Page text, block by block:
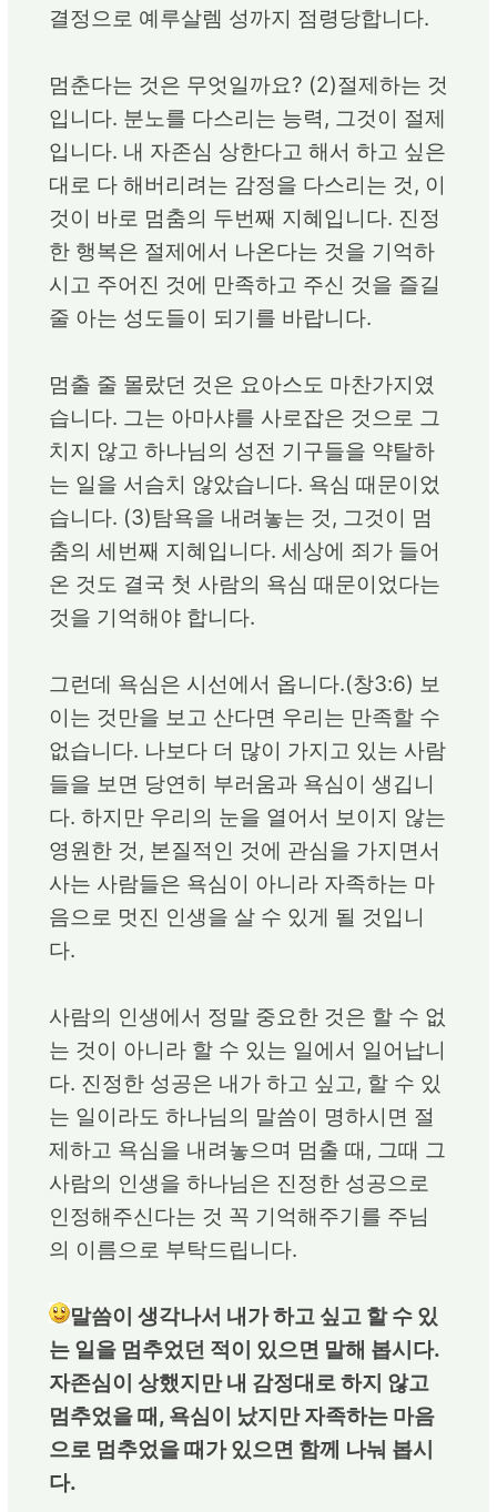
결정으로 예루살렘 성까지 점령당합니다.
멈춘다는 것은 무엇일까요? (2)절제하는 것
입니다. 분노를 다스리는 능력, 그것이 절제
입니다. 내 자존심 상한다고 해서 하고 싶은
대로 다 해버리려는 감정을 다스리는 것, 이
것이 바로 멈춤의 두번째 지혜입니다. 진정
한 행복은 절제에서 나온다는 것을 기억하
시고 주어진 것에 만족하고 주신 것을 즐길
줄 아는 성도들이 되기를 바랍니다.
멈출 줄 몰랐던 것은 요아스도 마찬가지였
습니다. 그는 아마샤를 사로잡은 것으로 그
치지 않고 하나님의 성전 기구들을 약탈하
는 일을 서슴치 않았습니다. 욕심 때문이었
습니다. (3)탐욕을 내려놓는 것, 그것이 멈
춤의 세번째 지혜입니다. 세상에 죄가 들어
온 것도 결국 첫 사람의 욕심 때문이었다는
것을 기억해야 합니다.
그런데 욕심은 시선에서 옵니다.(창3:6) 보
이는 것만을 보고 산다면 우리는 만족할 수
없습니다. 나보다 더 많이 가지고 있는 사람
들을 보면 당연히 부러움과 욕심이 생깁니
다. 하지만 우리의 눈을 열어서 보이지 않는
영원한 것, 본질적인 것에 관심을 가지면서
사는 사람들은 욕심이 아니라 자족하는 마
음으로 멋진 인생을 살 수 있게 될 것입니
다.
사람의 인생에서 정말 중요한 것은 할 수 없
는 것이 아니라 할 수 있는 일에서 일어납니
다. 진정한 성공은 내가 하고 싶고, 할 수 있
는 일이라도 하나님의 말씀이 명하시면 절
제하고 욕심을 내려놓으며 멈출 때, 그때 그
사람의 인생을 하나님은 진정한 성공으로
인정해주신다는 것 꼭 기억해주기를 주님
의 이름으로 부탁드립니다.
말씀이 생각나서 내가 하고 싶고 할 수 있
는 일을 멈추었던 적이 있으면 말해 봅시다.
자존심이 상했지만 내 감정대로 하지 않고
멈추었을 때, 욕심이 났지만 자족하는 마음
으로 멈추었을 때가 있으면 함께 나눠 봅시
다.